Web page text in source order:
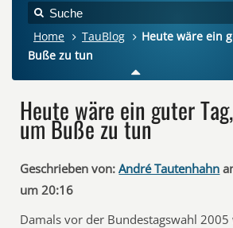
Home TauBlog
Heute wäre ein
Buße zu tun
Heute wäre ein guter Tag,
um Buße zu tun
Geschrieben von: André Tautenhahn
um 20:16
Damals vor der Bundestagswahl 2005